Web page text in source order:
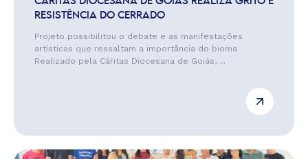
RESISTÊNCIA DO CERRADO
Projeto possibilitou o debate e as manifestações
artísticas que ressaltam a importância do bioma
Realizado pela Cáritas Diocesana de Goiás, ...